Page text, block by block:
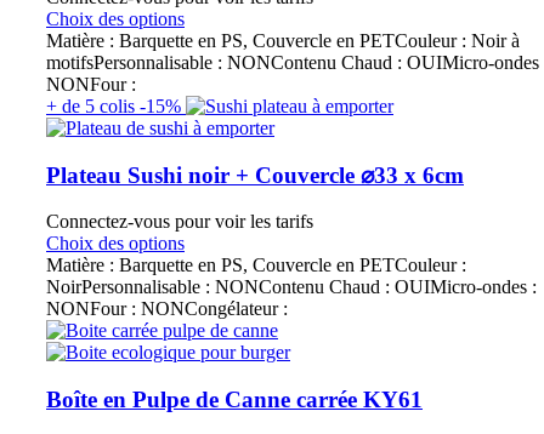
Choix des options
Matière : Barquette en PS, Couvercle en PETCouleur : Noir à
motifsPersonnalisable : NONContenu Chaud : OUIMicro-ondes
NONFour :
+ de 5 colis -15%
Plateau Sushi noir + Couvercle ⌀33 x 6cm
Connectez-vous pour voir les tarifs
Choix des options
Matière : Barquette en PS, Couvercle en PETCouleur :
NoirPersonnalisable : NONContenu Chaud : OUIMicro-ondes :
NONFour : NONCongélateur :
Boîte en Pulpe de Canne carrée KY61